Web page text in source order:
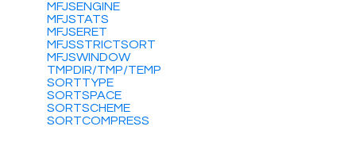
MFJSENGINE
MFJSTATS
MFJSERET
MFJSSTRICTSORT
MFJSWINDOW
TMPDIR/TMP/TEMP
SORTTYPE
SORTSPACE
SORTSCHEME
SORTCOMPRESS